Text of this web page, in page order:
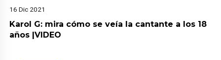
16 Dic 2021
Karol G: mira cómo se veía la cantante a los 18
años |VIDEO